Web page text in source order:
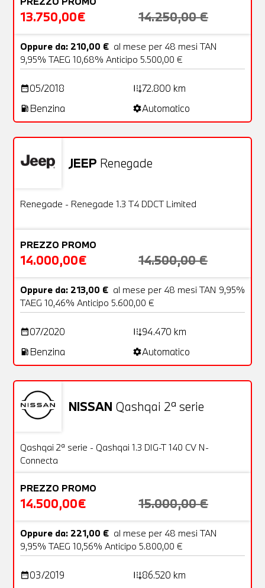
13.750,00€ 14.250,00 €
Oppure da: 210,00 € al mese per 48 mesi TAN
9,95% TAEG 10,68% Anticipo 5.500,00 €
date_range05/2018 add_road72.800 km
local_gas_station Benzina settingsAutomatico
JEEP Renegade
OFFERTA
Renegade - Renegade 1.3 T4 DDCT Limited
PREZZO PROMO
14.000,00€ 14.500,00 €
Oppure da: 213,00 € al mese per 48 mesi TAN 9,95%
TAEG 10,46% Anticipo 5.600,00 €
date_range07/2020 add_road94.470 km
local_gas_station Benzina settingsAutomatico
NISSAN Qashqai 2ª serie
OFFERTA
Usato
Qashqai 2ª serie - Qashqai 1.3 DIG-T 140 CV N-
Connecta
PREZZO PROMO
14.500,00€ 15.000,00 €
Oppure da: 221,00 € al mese per 48 mesi TAN
9,95% TAEG 10,56% Anticipo 5.800,00 €
date_range03/2019 add_road86.520 km